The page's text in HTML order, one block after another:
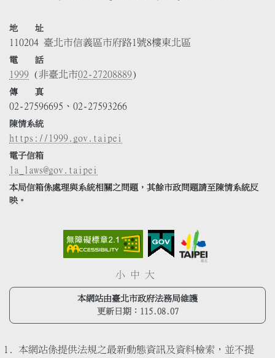
地 址
110204 臺北市信義區市府路1號8樓東北區
電 話
1999 (非臺北市02-27208889)
傳 真
02-27596695、02-27593266
陳情系統
https://1999.gov.taipei
電子信箱
la_laws@gov.taipei
本局信箱係處理與系統相關之問題，其餘市政問題請至陳情系統反
映。
小 中 大
本網站由臺北市政府法務局維護
更新日期： 115.08.07
本網站係提供法規之最新動態資訊及資料檢索，並不提